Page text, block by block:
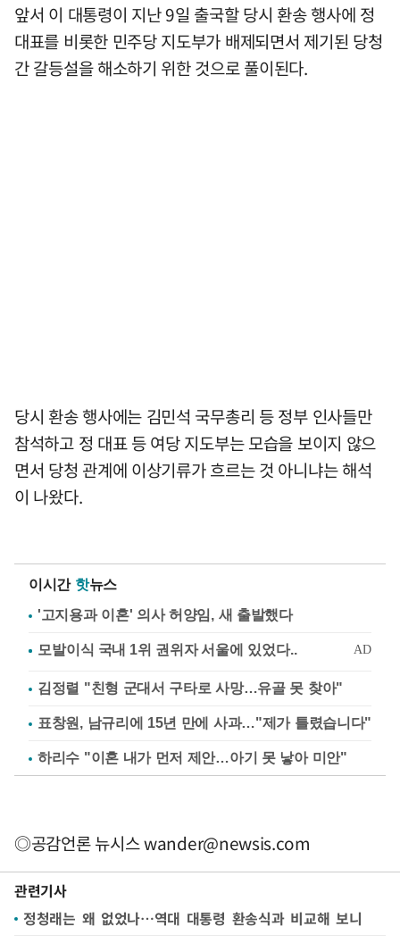
앞서 이 대통령이 지난 9일 출국할 당시 환송 행사에 정
대표를 비롯한 민주당 지도부가 배제되면서 제기된 당청
간 갈등설을 해소하기 위한 것으로 풀이된다.
당시 환송 행사에는 김민석 국무총리 등 정부 인사들만
참석하고 정 대표 등 여당 지도부는 모습을 보이지 않으
면서 당청 관계에 이상기류가 흐르는 것 아니냐는 해석
이 나왔다.
이시간 핫뉴스
'고지용과 이혼' 의사 허양임, 새 출발했다
김정렬 "친형 군대서 구타로 사망…유골 못 찾아"
표창원, 남규리에 15년 만에 사과…"제가 틀렸습니다"
하리수 "이혼 내가 먼저 제안…아기 못 낳아 미안"
◎공감언론 뉴시스wander@newsis.com
관련기사
정청래는 왜 없었나…역대 대통령 환송식과 비교해 보니